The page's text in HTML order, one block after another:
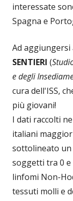
interessate
Spagna e
Ad
SENTIERI (
e degli
cura dell'ISS,
più giovani!
I dati raccolti
italiani
sottolineato un
soggetti tra 0 e
linfomi Non-
tessuti molli e